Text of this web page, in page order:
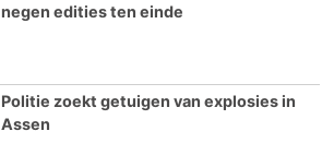
negen edities ten einde
Politie zoekt getuigen van explosies in
Assen